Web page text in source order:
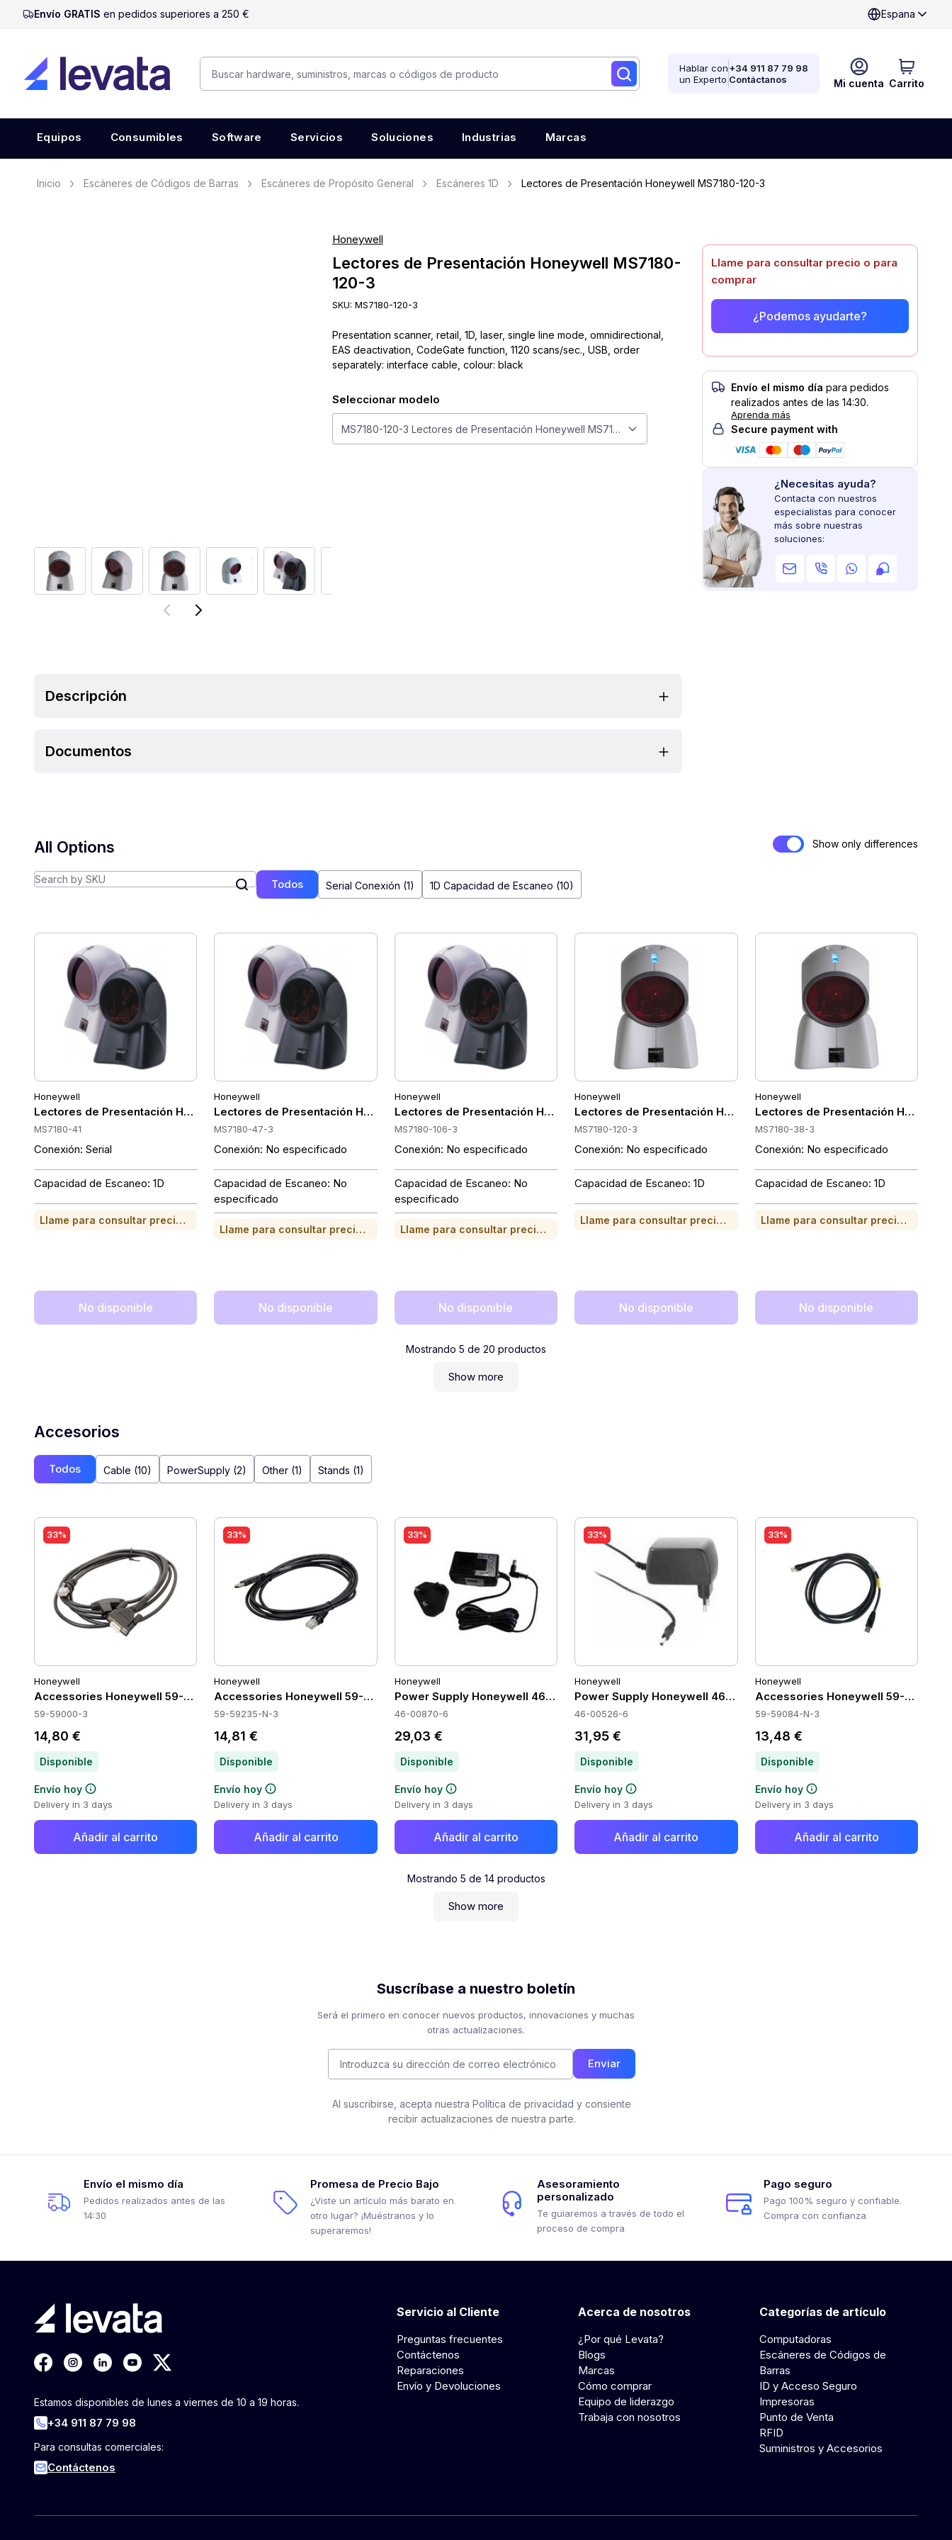
Envío GRATIS en pedidos superiores a 250 € Espana
Mi cuenta Carrito
Hablar con
un Experto
+34 911 87 79 98
Contáctanos
Equipos Consumibles Software Servicios Soluciones Industrias Marcas
Inicio Escáneres de Códigos de Barras Escáneres de Propósito General Escáneres 1D Lectores de Presentación Honeywell MS7180-120-3
View larger imageView larger imageView larger imageView larger imageView larger image View larger image
Honeywell
Lectores de Presentación Honeywell MS7180-
120-3
SKU: MS7180-120-3
Presentation scanner, retail, 1D, laser, single line mode, omnidirectional,
EAS deactivation, CodeGate function, 1120 scans/sec., USB, order
separately: interface cable, colour: black
Seleccionar modelo
MS7180-120-3 Lectores de Presentación Honeywell MS7180-120-3
Llame para consultar precio o para
comprar
¿Podemos ayudarte?
Envío el mismo día para pedidos
realizados antes de las 14:30.
Aprenda más
Secure payment with
¿Necesitas ayuda?
Contacta con nuestros
especialistas para conocer
más sobre nuestras
soluciones:
Descripción
Documentos
Show only differences
All Options
Todos Serial Conexión (1) 1D Capacidad de Escaneo (10)
Honeywell
Lectores de Presentación Honeywell MS7180-41
MS7180-41
Conexión: Serial
Capacidad de Escaneo: 1D
Llame para consultar precio o para comprar
No disponible
Honeywell
Lectores de Presentación Honeywell MS7180-47-3
MS7180-47-3
Conexión: No especificado
Capacidad de Escaneo: No
especificado
Llame para consultar precio o para comprar
No disponible
Honeywell
Lectores de Presentación Honeywell MS7180-106-3
MS7180-106-3
Conexión: No especificado
Capacidad de Escaneo: No
especificado
Llame para consultar precio o para comprar
No disponible
Honeywell
Lectores de Presentación Honeywell MS7180-120-3
MS7180-120-3
Conexión: No especificado
Capacidad de Escaneo: 1D
Llame para consultar precio o para comprar
No disponible
Honeywell
Lectores de Presentación
MS7180-38-3
Conexión: No especificado
Capacidad de Escaneo: 1D
Llame para consultar precio o para comprar
No disponible
Mostrando 5 de 20 productos
Show more
Accesorios
Todos Cable (10) PowerSupply (2) Other (1) Stands (1)
33%
Honeywell
Accessories Honeywell 59-59000-3
59-59000-3
14,80 €
Disponible
Envío hoy
Delivery in 3 days
Añadir al carrito
33%
Honeywell
Accessories Honeywell 59-59235-N-3
59-59235-N-3
14,81 €
Disponible
Envío hoy
Delivery in 3 days
Añadir al carrito
33%
Honeywell
Power Supply Honeywell 46-00870-6
46-00870-6
29,03 €
Disponible
Envío hoy
Delivery in 3 days
Añadir al carrito
33%
Honeywell
Power Supply Honeywell 46-00526-6
46-00526-6
31,95 €
Disponible
Envío hoy
Delivery in 3 days
Añadir al carrito
33%
Honeywell
Accessories Honeywell 59-59084-
59-59084-N-3
13,48 €
Disponible
Envío hoy
Delivery in 3 days
Añadir al carrito
Mostrando 5 de 14productos
Show more
Suscríbase a nuestro boletín
Será el primero en conocer nuevos productos, innovaciones y muchas
otras actualizaciones.
Enviar
Al suscribirse, acepta nuestra Política de privacidad y consiente
recibir actualizaciones de nuestra parte.
Envío el mismo día
Pedidos realizados antes de las
14:30
Promesa de Precio Bajo
¿Viste un artículo más barato en
otro lugar? ¡Muéstranos y lo
superaremos!
Asesoramiento
personalizado
Te guiaremos a través de todo el
proceso de compra
Pago seguro
Pago 100% seguro y confiable.
Compra con confianza
Estamos disponibles de lunes a viernes de 10 a 19 horas.
+34 911 87 79 98
Para consultas comerciales:
Contáctenos
Servicio al Cliente
Preguntas frecuentes
Contáctenos
Reparaciones
Envío y Devoluciones
Acerca de nosotros
¿Por qué Levata?
Blogs
Marcas
Cómo comprar
Equipo de liderazgo
Trabaja con nosotros
Categorías de artículo
Computadoras
Escáneres de Códigos de
Barras
ID y Acceso Seguro
Impresoras
Punto de Venta
RFID
Suministros y Accesorios